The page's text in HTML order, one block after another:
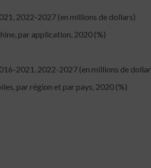
2022-2027 (en millions de dollars)
par application, 2020 (%)
2021, 2022-2027 (en millions de
par région et par pays, 2020 (%)